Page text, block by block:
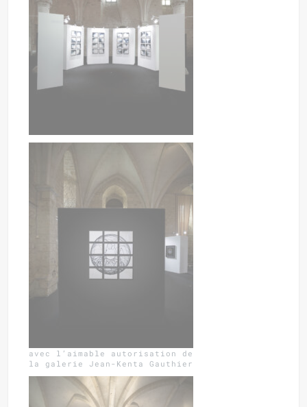
avec l’aimable autorisation de
la galerie Jean-Kenta Gauthier